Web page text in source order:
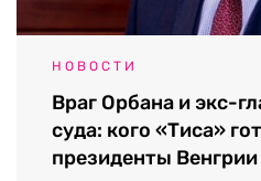
НОВОСТИ
Враг Орбана и экс-
суда: кого «Тиса»
президенты Венгрии